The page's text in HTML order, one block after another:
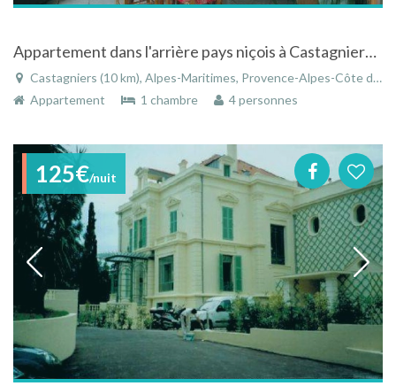
Appartement dans l'arrière pays niçois à Castagniers dans les Alpes-Maritimes sur la Côte-d'Azur
Castagniers (10 km), Alpes-Maritimes, Provence-Alpes-Côte d'Azur, France
Appartement
1 chambre 4 personnes
125€/nuit